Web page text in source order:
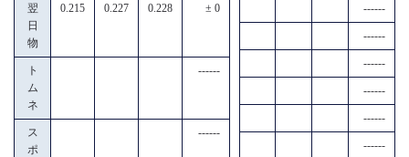
翌
日
物
0.215 0.227 0.228 ± 0
ト
ム
ネ
------
ス
ポ
------
------
------
------
------
------
------